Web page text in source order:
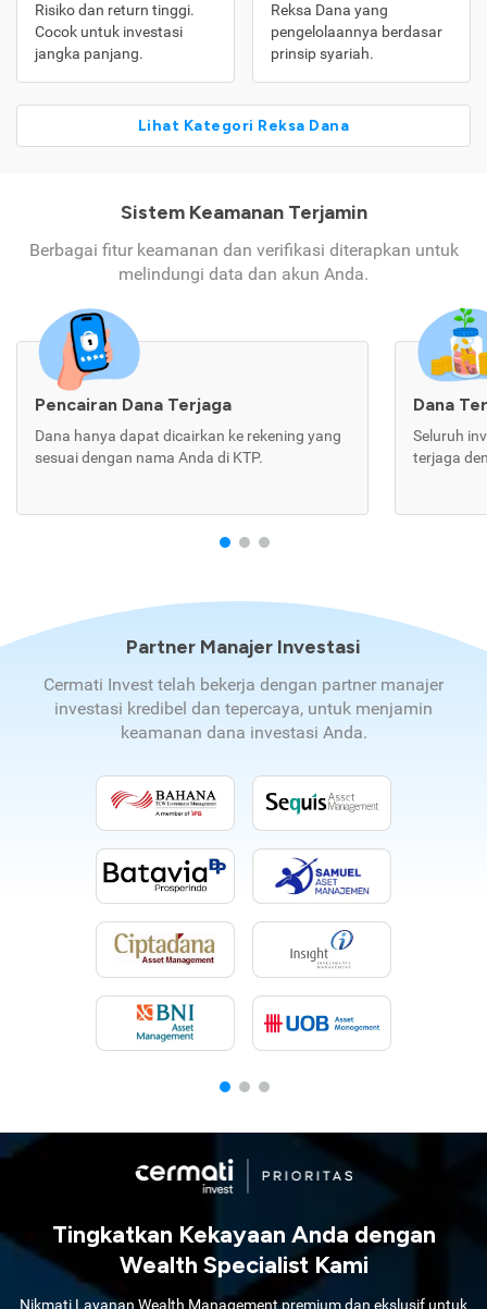
Risiko dan return tinggi.
Cocok untuk investasi
jangka panjang.
Reksa Dana yang
pengelolaannya berdasar
prinsip syariah.
Lihat Kategori Reksa Dana
Sistem Keamanan Terjamin
Berbagai fitur keamanan dan verifikasi diterapkan untuk
melindungi data dan akun Anda.
Pencairan Dana Terjaga
Dana hanya dapat dicairkan ke rekening yang
sesuai dengan nama Anda di KTP.
Dana
Seluruh
terjaga
Partner Manajer Investasi
Cermati Invest telah bekerja dengan partner manajer
investasi kredibel dan tepercaya, untuk menjamin
keamanan dana investasi Anda.
Tingkatkan Kekayaan Anda dengan
Wealth Specialist Kami
Nikmati Layanan Wealth Management premium dan ekslusif untuk